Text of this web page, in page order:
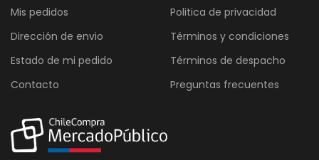
Mis pedidos
Dirección de envio
Estado de mi pedido
Contacto
Politica de privacidad
Términos y condiciones
Términos de despacho
Preguntas frecuentes